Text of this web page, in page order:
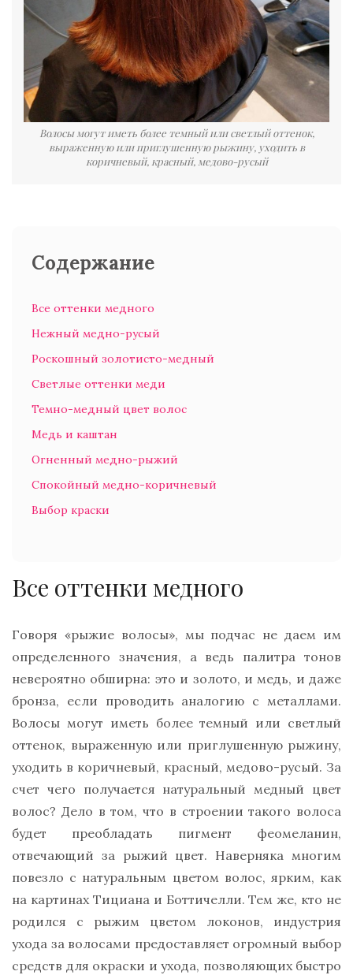
Волосы могут иметь более темный или светлый оттенок,
выраженную или приглушенную рыжину, уходить в
коричневый, красный, медово-русый
Содержание
Все оттенки медного
Нежный медно-русый
Роскошный золотисто-медный
Светлые оттенки меди
Темно-медный цвет волос
Медь и каштан
Огненный медно-рыжий
Спокойный медно-коричневый
Выбор краски
Все оттенки медного
Говоря «рыжие волосы», мы подчас не даем им
определенного значения, а ведь палитра тонов
невероятно обширна: это и золото, и медь, и даже
бронза, если проводить аналогию с металлами.
Волосы могут иметь более темный или светлый
оттенок, выраженную или приглушенную рыжину,
уходить в коричневый, красный, медово-русый. За
счет чего получается натуральный медный цвет
волос? Дело в том, что в строении такого волоса
будет преобладать пигмент феомеланин,
отвечающий за рыжий цвет. Наверняка многим
повезло с натуральным цветом волос, ярким, как
на картинах Тициана и Боттичелли. Тем же, кто не
родился с рыжим цветом локонов, индустрия
ухода за волосами предоставляет огромный выбор
средств для окраски и ухода, позволяющих быстро